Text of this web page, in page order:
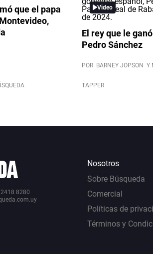
que el papa
Video
El rey que le
Pedro Sánchez
POR BARNEY JOPSON Y
TAPPER
8280
Nosotros
Sobre Búsqueda
Comercial
Políticas de
Términos y